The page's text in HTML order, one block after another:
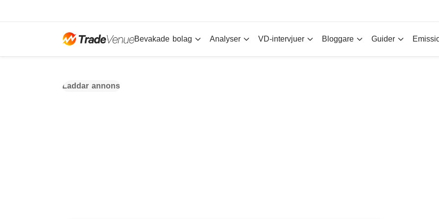
Bevakade bolag Analyser VD-intervjuer Bloggare Guider
Laddar annons